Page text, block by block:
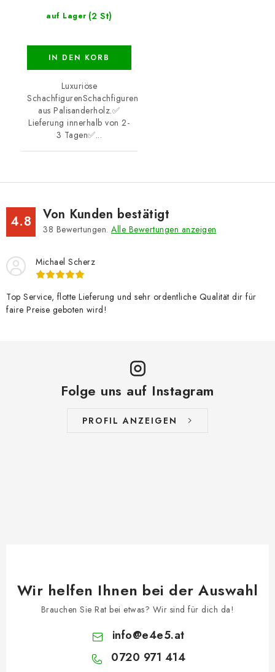
auf Lager (2 St)
IN DEN KORB
Luxuriöse
SchachfigurenSchachfiguren
aus Palisanderholz.✅
Lieferung innerhalb von 2-
3 Tagen✅...
4.8 Von Kunden bestätigt
38 Bewertungen. Alle Bewertungen anzeigen
Michael Scherz
Top Service, flotte Lieferung und sehr ordentliche Qualität dir für
faire Preise geboten wird!
Folge uns auf Instagram
PROFIL ANZEIGEN
Wir helfen Ihnen bei der Auswahl
Brauchen Sie Rat bei etwas? Wir sind für dich da!
info@e4e5.at
0720 971 414